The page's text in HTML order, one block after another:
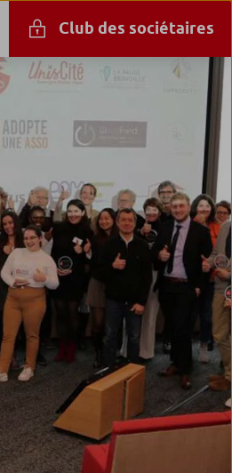
Club des sociétaires